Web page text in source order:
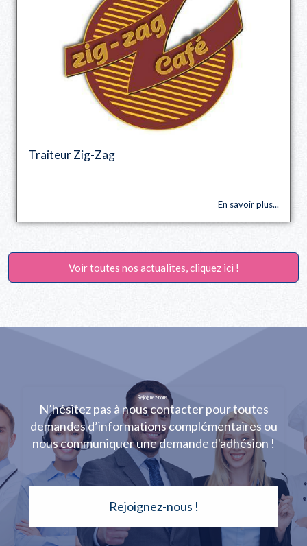
Traiteur Zig-Zag
En savoir plus...
Voir toutes nos actualites, cliquez ici !
Rejoignez-nous !
N’hésitez pas à nous contacter pour toutes
demandes d’informations complémentaires ou
nous communiquer une demande d'adhésion !
Rejoignez-nous !